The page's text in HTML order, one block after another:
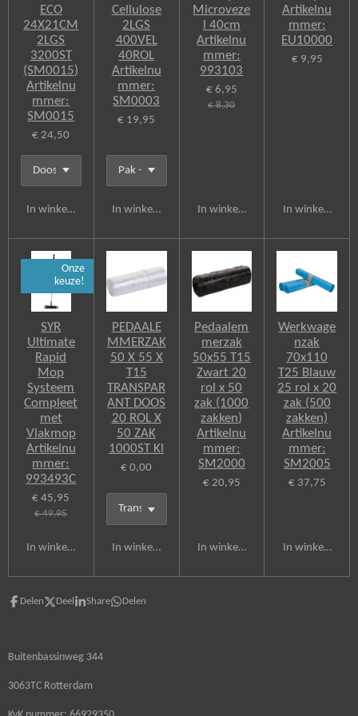
ECO
24X21CM
2LGS
3200ST
(SM0015)
Artikelnu
mmer:
SM0015
€ 24,50
In winkelwagen
Cellulose
2LGS
400VEL
40ROL
Artikelnu
mmer:
SM0003
€ 19,95
In winkelwagen
Microveze
l 40cm
Artikelnu
mmer:
993103
€ 6,95
€ 8,30
In winkelwagen
Artikelnu
mmer:
EU10000
€ 9,95
In winkelwagen
Onze
keuze!
SYR
Ultimate
Rapid
Mop
Systeem
Compleet
met
Vlakmop
Artikelnu
mmer:
993493C
€ 45,95
€ 49,95
In winkelwagen
PEDAALE
MMERZAK
50 X 55 X
T15
TRANSPAR
ANT DOOS
20 ROL X
50 ZAK
1000ST Kl
€ 0,00
In winkelwagen
Pedaalem
merzak
50x55 T15
Zwart 20
rol x 50
zak (1000
zakken)
Artikelnu
mmer:
SM2000
€ 20,95
In winkelwagen
Werkwage
nzak
70x110
T25 Blauw
25 rol x 20
zak (500
zakken)
Artikelnu
mmer:
SM2005
€ 37,75
In winkelwagen
Delen Deel Share Delen
Buitenbassinweg 344
3063TC Rotterdam